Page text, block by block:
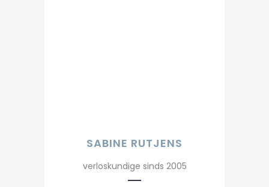
SABINE RUTJENS
verloskundige sinds 2005